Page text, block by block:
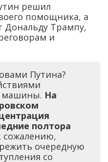
решил
помощника, а
Дональду Трампу,
и
Путина?
машины. На
полтора
сожалению,
очередную
со